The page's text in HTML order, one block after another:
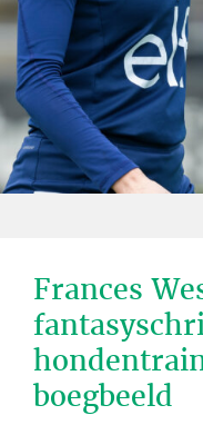
Frances
boegbeeld